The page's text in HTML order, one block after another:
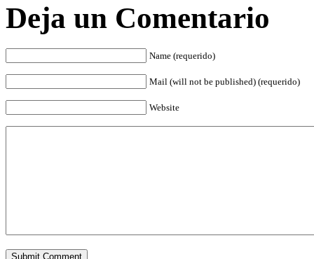
Deja un Comentario
Name (requerido)
Mail (will not be published) (requerido)
Website